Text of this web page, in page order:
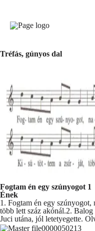
Tréfás, gúnyos dal
Fogtam én egy szúnyogot 1
Ének
1. Fogtam én egy
több lett száz akónál.2.
Juci utána, jól letetyegette.